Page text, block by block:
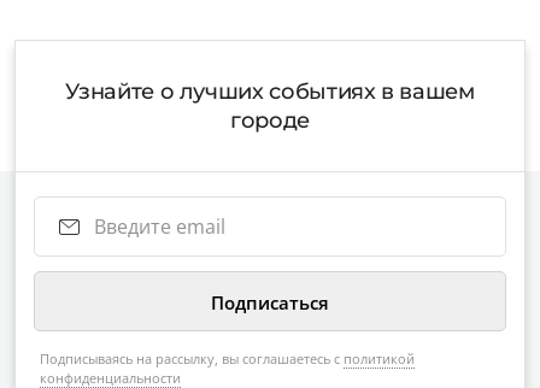
Узнайте о лучших событиях в вашем
городе
Подписываясь на рассылку, вы соглашаетесь с политикой
конфиденциальности